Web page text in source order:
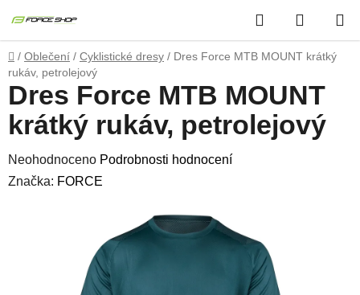
na
obsah
Hledat
KOŠÍK
Domů
/ Oblečení / Cyklistické dresy / Dres Force MTB MOUNT krátký
rukáv, petrolejový
Dres Force MTB MOUNT
krátký rukáv, petrolejový
Průměrné
hodnocení
Neohodnoceno Podrobnosti hodnocení
Značka: FORCE